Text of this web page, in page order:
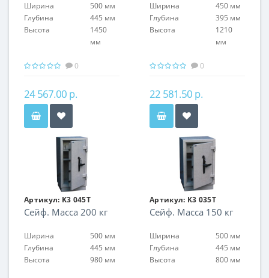
Ширина
500 мм
Глубина
445 мм
Высота
1450
мм
0
24 567.00 р.
Ширина
450 мм
Глубина
395 мм
Высота
1210
мм
0
22 581.50 р.
Артикул: K3 045T
Сейф. Масса 200 кг
Ширина
500 мм
Глубина
445 мм
Высота
980 мм
Артикул: K3 035T
Сейф. Масса 150 кг
Ширина
500 мм
Глубина
445 мм
Высота
800 мм